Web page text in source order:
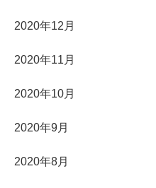
2020年12月
2020年11月
2020年10月
2020年9月
2020年8月